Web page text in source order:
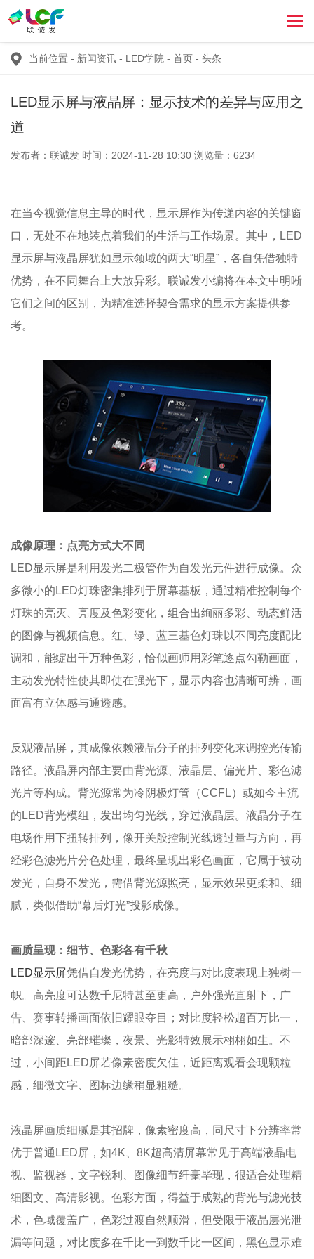
当前位置 - 新闻资讯 - LED学院 - 首页 - 头条
LED显示屏与液晶屏：显示技术的差异与应用之
道
发布者：联诚发 时间：2024-11-28 10:30 浏览量：6234
在当今视觉信息主导的时代，显示屏作为传递内容的关键窗
口，无处不在地装点着我们的生活与工作场景。其中，LED
显示屏与液晶屏犹如显示领域的两大“明星”，各自凭借独特
优势，在不同舞台上大放异彩。联诚发小编将在本文中明晰
它们之间的区别，为精准选择契合需求的显示方案提供参
考。
成像原理：点亮方式大不同
LED显示屏是利用发光二极管作为自发光元件进行成像。众
多微小的LED灯珠密集排列于屏幕基板，通过精准控制每个
灯珠的亮灭、亮度及色彩变化，组合出绚丽多彩、动态鲜活
的图像与视频信息。红、绿、蓝三基色灯珠以不同亮度配比
调和，能绽出千万种色彩，恰似画师用彩笔逐点勾勒画面，
主动发光特性使其即使在强光下，显示内容也清晰可辨，画
面富有立体感与通透感。
反观液晶屏，其成像依赖液晶分子的排列变化来调控光传输
路径。液晶屏内部主要由背光源、液晶层、偏光片、彩色滤
光片等构成。背光源常为冷阴极灯管（CCFL）或如今主流
的LED背光模组，发出均匀光线，穿过液晶层。液晶分子在
电场作用下扭转排列，像开关般控制光线透过量与方向，再
经彩色滤光片分色处理，最终呈现出彩色画面，它属于被动
发光，自身不发光，需借背光源照亮，显示效果更柔和、细
腻，类似借助“幕后灯光”投影成像。
画质呈现：细节、色彩各有千秋
LED显示屏凭借自发光优势，在亮度与对比度表现上独树一
帜。高亮度可达数千尼特甚至更高，户外强光直射下，广
告、赛事转播画面依旧耀眼夺目；对比度轻松超百万比一，
暗部深邃、亮部璀璨，夜景、光影特效展示栩栩如生。不
过，小间距LED屏若像素密度欠佳，近距离观看会现颗粒
感，细微文字、图标边缘稍显粗糙。
液晶屏画质细腻是其招牌，像素密度高，同尺寸下分辨率常
优于普通LED屏，如4K、8K超高清屏幕常见于高端液晶电
视、监视器，文字锐利、图像细节纤毫毕现，很适合处理精
细图文、高清影视。色彩方面，得益于成熟的背光与滤光技
术，色域覆盖广，色彩过渡自然顺滑，但受限于液晶层光泄
漏等问题，对比度多在千比一到数千比一区间，黑色显示难